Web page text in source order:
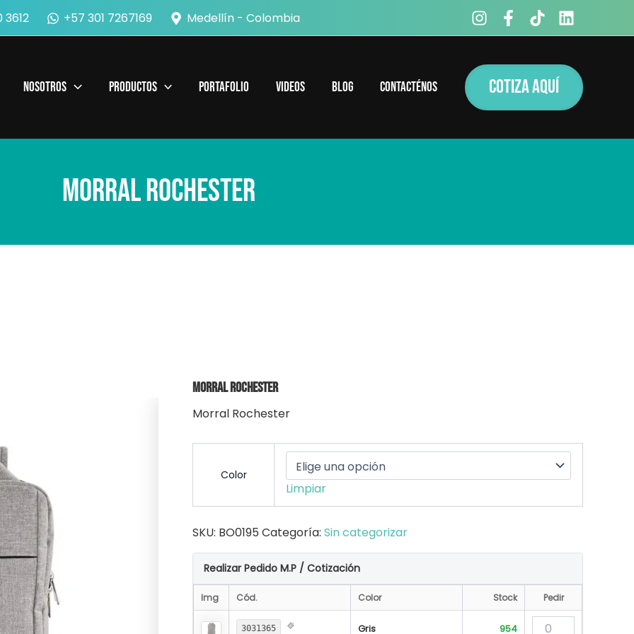
+57 301 7267169 Medellín - Colombia
Nosotros Productos Portafolio Videos Blog Contacténos COTIZA AQUÍ
Morral Rochester
Morral Rochester
Morral Rochester
Color
Limpiar
SKU: BO0195 Categoría: Sin categorizar
Realizar Pedido M.P / Cotización
Img Cód. Color Stock Pedir
3031365 Gris 954